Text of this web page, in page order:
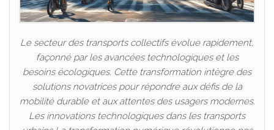
Le secteur des transports collectifs évolue rapidement,
façonné par les avancées technologiques et les
besoins écologiques. Cette transformation intègre des
solutions novatrices pour répondre aux défis de la
mobilité durable et aux attentes des usagers modernes.
Les innovations technologiques dans les transports